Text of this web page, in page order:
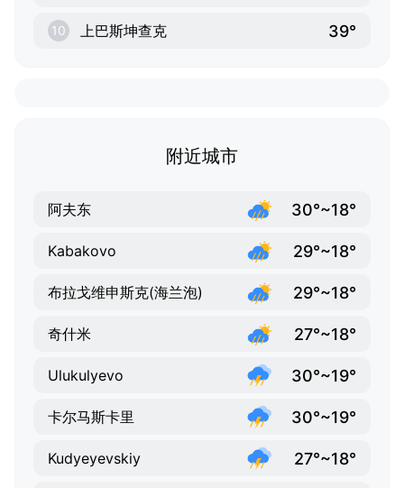
10 上巴斯坤查克 39°
附近城市
阿夫东 30°~18°
Kabakovo 29°~18°
布拉戈维申斯克(海兰泡) 29°~18°
奇什米 27°~18°
Ulukulyevo 30°~19°
卡尔马斯卡里 30°~19°
Kudyeyevskiy 27°~18°